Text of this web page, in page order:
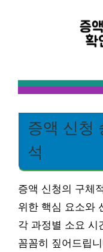
증액 신청
석
증액 신청의 구체
위한 핵심 요소와
각 과정별 소요 시
꼼꼼히 짚어드립